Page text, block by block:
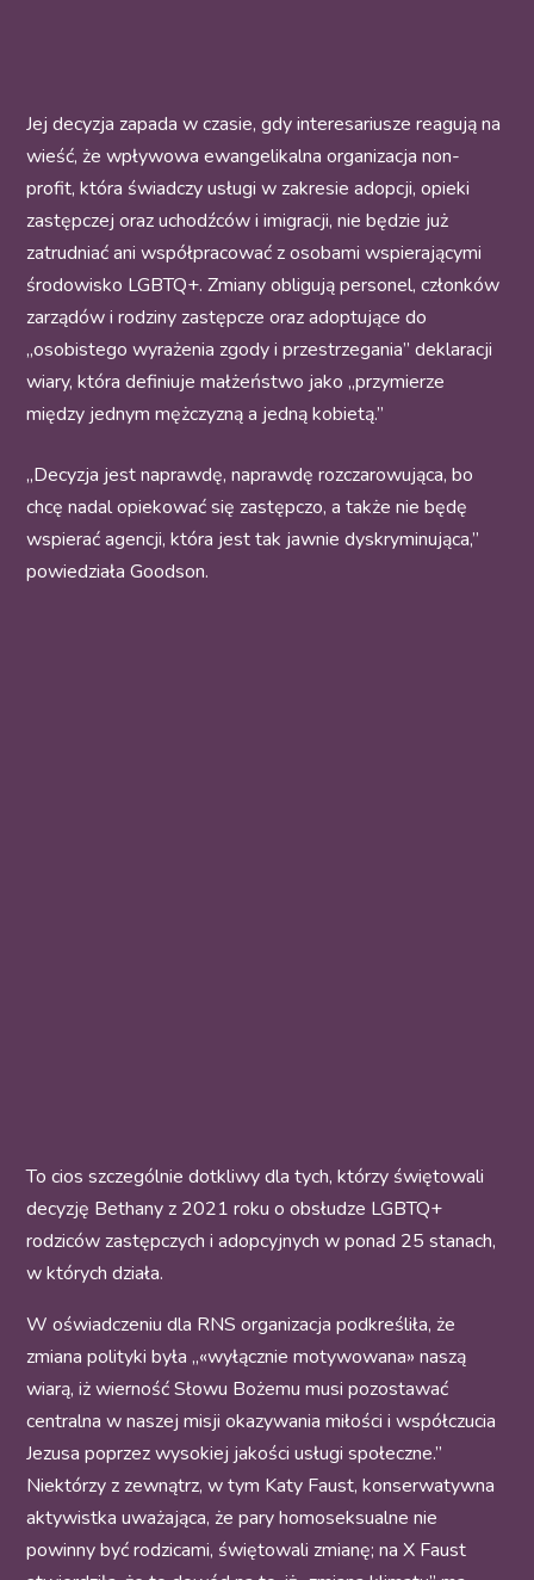
Jej decyzja zapada w czasie, gdy interesariusze reagują na
wieść, że wpływowa ewangelikalna organizacja non-
profit, która świadczy usługi w zakresie adopcji, opieki
zastępczej oraz uchodźców i imigracji, nie będzie już
zatrudniać ani współpracować z osobami wspierającymi
środowisko LGBTQ+. Zmiany obligują personel, członków
zarządów i rodziny zastępcze oraz adoptujące do
„osobistego wyrażenia zgody i przestrzegania” deklaracji
wiary, która definiuje małżeństwo jako „przymierze
między jednym mężczyzną a jedną kobietą.”
„Decyzja jest naprawdę, naprawdę rozczarowująca, bo
chcę nadal opiekować się zastępczo, a także nie będę
wspierać agencji, która jest tak jawnie dyskryminująca,”
powiedziała Goodson.
To cios szczególnie dotkliwy dla tych, którzy świętowali
decyzję Bethany z 2021 roku o obsłudze LGBTQ+
rodziców zastępczych i adopcyjnych w ponad 25 stanach,
w których działa.
W oświadczeniu dla RNS organizacja podkreśliła, że
zmiana polityki była „«wyłącznie motywowana» naszą
wiarą, iż wierność Słowu Bożemu musi pozostawać
centralna w naszej misji okazywania miłości i współczucia
Jezusa poprzez wysokiej jakości usługi społeczne.”
Niektórzy z zewnątrz, w tym Katy Faust, konserwatywna
aktywistka uważająca, że pary homoseksualne nie
powinny być rodzicami, świętowali zmianę; na X Faust